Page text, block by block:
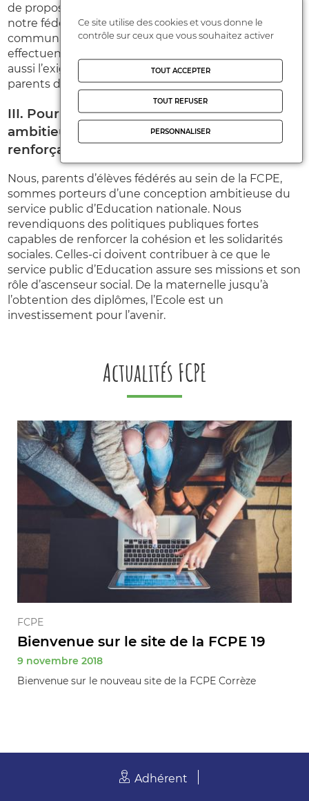
de proposer aux parents de se regrouper au sein de
notre fédération, et dans notre conception de la
communauté éducative dans laquelle nos enfants
effectuent leur parcours scolaire. Nous défendons
aussi l’exigence du respect individuel et collectif des
parents d’élèves.
III. Pour un service public d’éducation
ambitieux et des politiques publiques
renforçant la cohésion sociale
Nous, parents d’élèves fédérés au sein de la FCPE,
sommes porteurs d’une conception ambitieuse du
service public d’Education nationale. Nous
revendiquons des politiques publiques fortes
capables de renforcer la cohésion et les solidarités
sociales. Celles-ci doivent contribuer à ce que le
service public d’Education assure ses missions et son
rôle d’ascenseur social. De la maternelle jusqu’à
l’obtention des diplômes, l’Ecole est un
investissement pour l’avenir.
Actualités FCPE
FCPE
Bienvenue sur le site de la FCPE 19
9 novembre 2018
Bienvenue sur le nouveau site de la FCPE Corrèze
Adhérent
Ce site utilise des cookies et vous donne le
contrôle sur ceux que vous souhaitez activer
TOUT ACCEPTER
TOUT REFUSER
PERSONNALISER